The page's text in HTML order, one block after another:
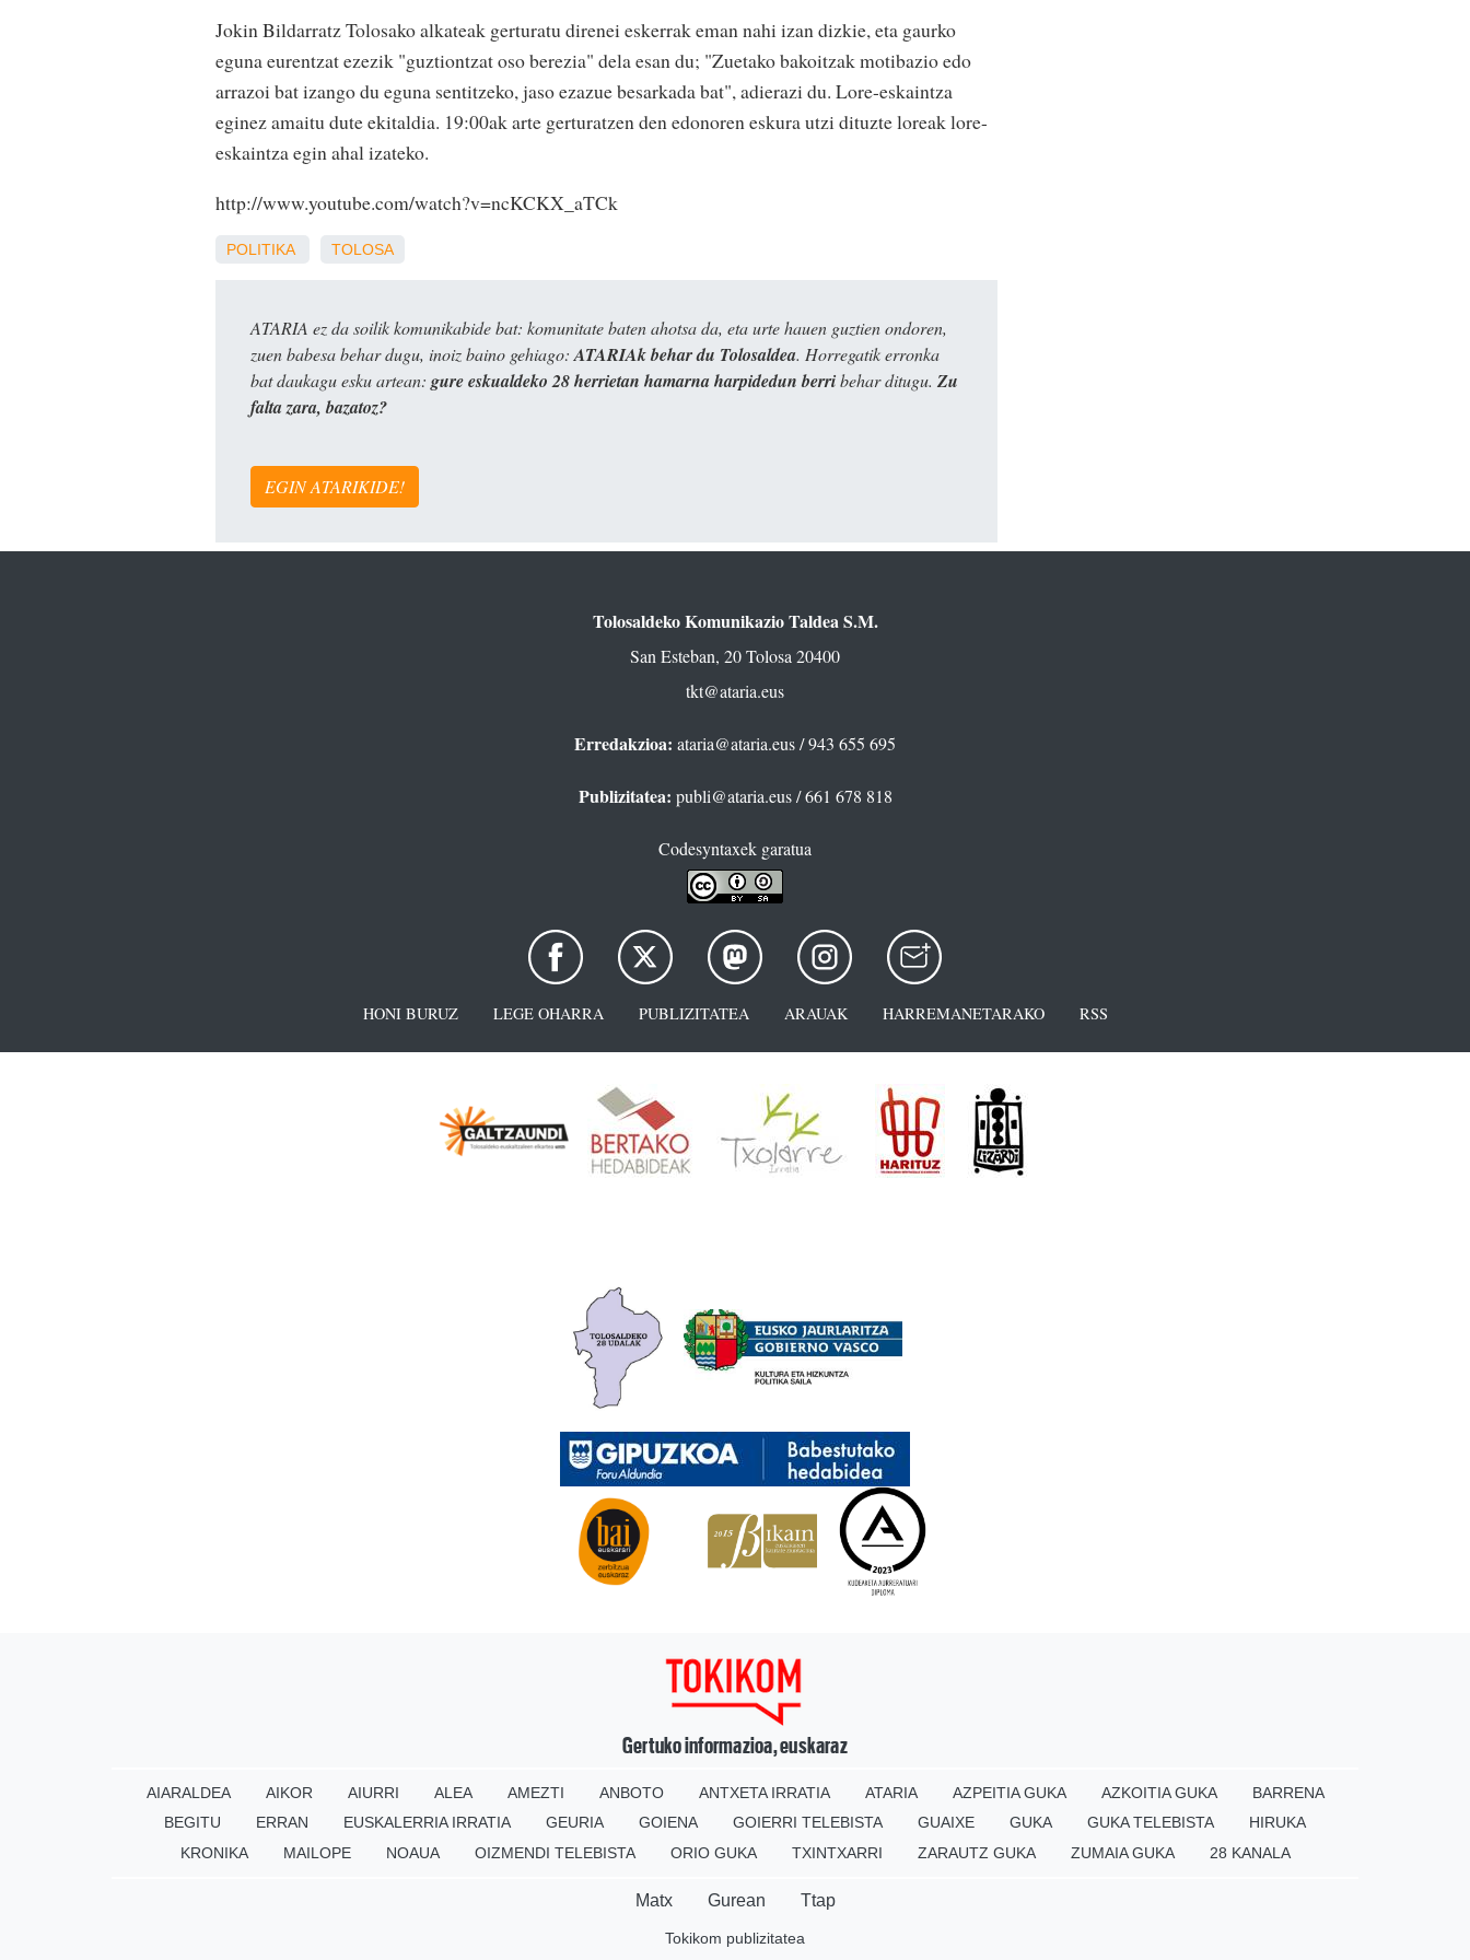
Jokin Bildarratz Tolosako alkateak gerturatu direnei eskerrak eman nahi izan dizkie, eta gaurko
eguna eurentzat ezezik "guztiontzat oso berezia" dela esan du; "Zuetako bakoitzak motibazio edo
arrazoi bat izango du eguna sentitzeko, jaso ezazue besarkada bat", adierazi du. Lore-eskaintza
eginez amaitu dute ekitaldia. 19:00ak arte gerturatzen den edonoren eskura utzi dituzte loreak lore-
eskaintza egin ahal izateko.
http://www.youtube.com/watch?v=ncKCKX_aTCk
POLITIKA TOLOSA
ATARIA ez da soilik komunikabide bat: komunitate baten ahotsa da, eta urte hauen guztien ondoren,
zuen babesa behar dugu, inoiz baino gehiago: ATARIAk behar du Tolosaldea. Horregatik erronka
bat daukagu esku artean: gure eskualdeko 28 herrietan hamarna harpidedun berribehar ditugu. Zu
falta zara, bazatoz?
EGIN ATARIKIDE!
Tolosaldeko Komunikazio Taldea S.M.
San Esteban, 20 Tolosa 20400
tkt@ataria.eus
Erredakzioa: ataria@ataria.eus/ 943 655 695
Publizitatea: publi@ataria.eus/ 661 678 818
Codesyntaxek garatua
HONI BURUZ LEGE OHARRA PUBLIZITATEA ARAUAK HARREMANETARAKO RSS
Gertuko informazioa, euskaraz
AIARALDEA AIKOR AIURRI ALEA AMEZTI ANBOTO ANTXETA IRRATIA ATARIA AZPEITIA GUKA AZKOITIA GUKA
BARRENA
BEGITU
ERRAN EUSKALERRIA IRRATIA GEURIA GOIENA GOIERRI TELEBISTA GUAIXE GUKA GUKA TELEBISTA
HIRUKA
KRONIKA
MAILOPE NOAUA OIZMENDI TELEBISTA ORIO GUKA TXINTXARRI ZARAUTZ GUKA ZUMAIA GUKA 28 KANALA
Matx Gurean Ttap
Tokikom publizitatea